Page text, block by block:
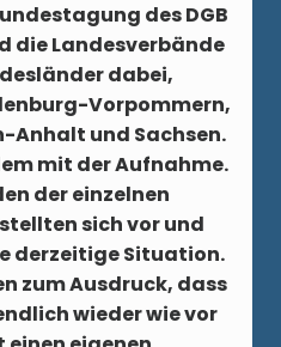
des DGB
die Landesverbände
dabei,
Vorpommern,
Anhalt und Sachsen.
mit der Aufnahme.
der einzelnen
sich vor und
derzeitige Situation.
zum Ausdruck, dass
wieder wie vor